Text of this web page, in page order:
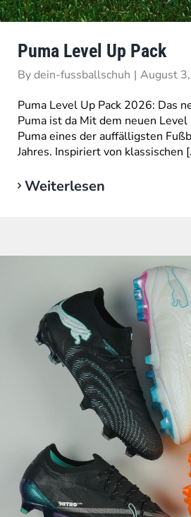
Puma Level Up Pack
Bydein-fussballschuh | August
Puma Level Up Pack 2026: Das
Puma ist da Mit dem neuen
Puma eines der auffälligsten
Jahres. Inspiriert von klassischen
Weiterlesen